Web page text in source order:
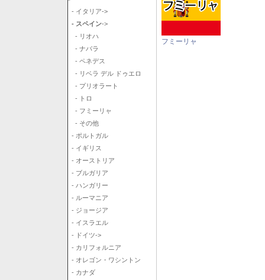
- イタリア->
- スペイン->
- リオハ
- ナバラ
- ペネデス
- リベラ デル ドゥエロ
- プリオラート
- トロ
- フミーリャ
- その他
- ポルトガル
- イギリス
- オーストリア
- ブルガリア
- ハンガリー
- ルーマニア
- ジョージア
- イスラエル
- ドイツ->
- カリフォルニア
- オレゴン・ワシントン
- カナダ
フミーリャ